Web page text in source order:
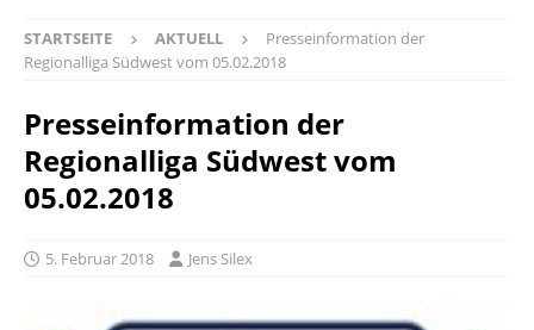
STARTSEITE AKTUELL
Presseinformation der
Regionalliga Südwest vom 05.02.2018
Presseinformation der
Regionalliga Südwest vom
05.02.2018
5. Februar 2018 Jens Silex